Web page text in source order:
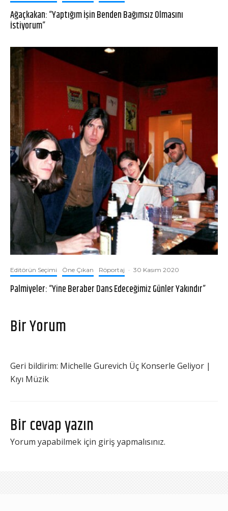
Ağaçkakan: “Yaptığım İşin Benden Bağımsız Olmasını
İstiyorum”
Editörün Seçimi Öne Çıkan Röportaj · 30 Kasım 2020
Palmiyeler: “Yine Beraber Dans Edeceğimiz Günler Yakındır”
Bir Yorum
Geri bildirim: Michelle Gurevich Üç Konserle Geliyor |
Kıyı Müzik
Bir cevap yazın
Yorum yapabilmek için giriş yapmalısınız.